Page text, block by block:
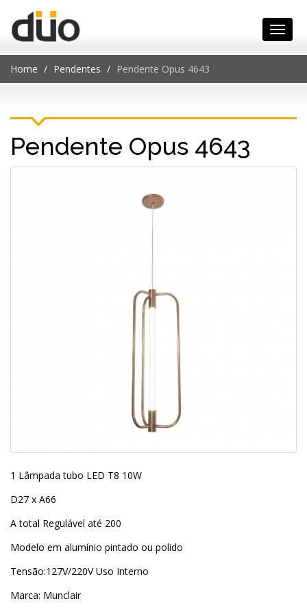
Home Pendentes Pendente Opus 4643
Pendente Opus 4643
1 Lâmpada tubo LED T8 10W
D27 x A66
A total Regulável até 200
Modelo em alumínio pintado ou polido
Tensão:127V/220V Uso Interno
Marca: Munclair